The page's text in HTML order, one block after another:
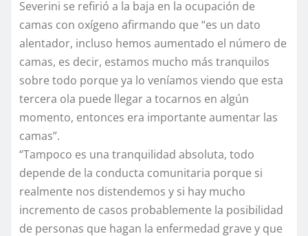
Severini se refirió a la baja en la ocupación de
camas con oxígeno afirmando que “es un dato
alentador, incluso hemos aumentado el número de
camas, es decir, estamos mucho más tranquilos
sobre todo porque ya lo veníamos viendo que esta
tercera ola puede llegar a tocarnos en algún
momento, entonces era importante aumentar las
camas”.
“Tampoco es una tranquilidad absoluta, todo
depende de la conducta comunitaria porque si
realmente nos distendemos y si hay mucho
incremento de casos probablemente la posibilidad
de personas que hagan la enfermedad grave y que